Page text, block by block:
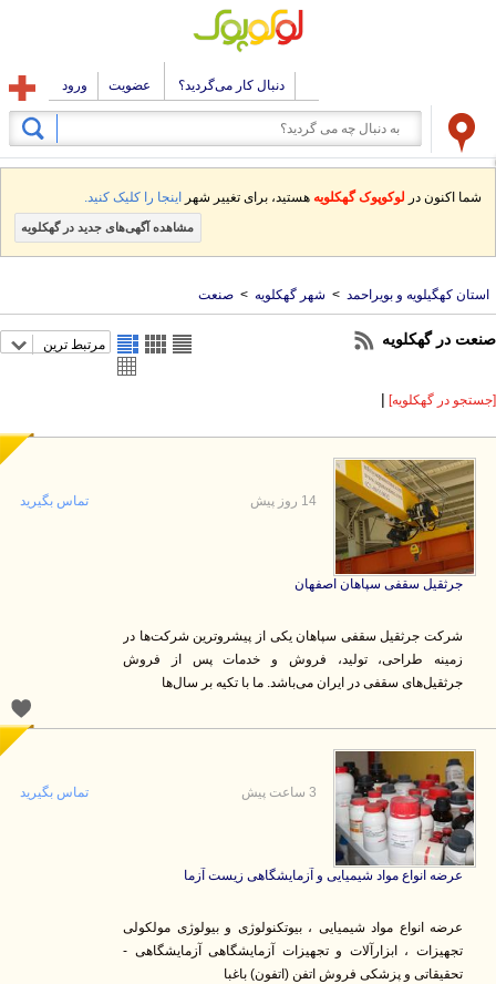
دنبال کار می‌گردید؟ عضویت ورود
شما اکنون در لوکوپوک گهکلویههستید، برای تغییر شهر اینجا را کلیک کنید.
مشاهده آگهی‌های جدید در گهکلویه
استان کهگیلویه و بویراحمد > شهر گهکلویه > صنعت
در گهکلویه مرتبط ترین
در گهکلویه] |
جرثقیل سقفی سپاهان اصفهان
شرکت جرثقیل سقفی سپاهان یکی از پیشروترین شرکت‌ها در
زمینه طراحی، تولید، فروش و خدمات پس از فروش
جرثقیل‌های سقفی در ایران می‌باشد. ما با تکیه بر سال‌ها
14 روز پیش تماس بگیرید
عرضه انواع مواد شیمیایی و آزمایشگاهی زیست آزما
عرضه انواع مواد شیمیایی ، بیوتکنولوژی و بیولوژی مولکولی
تجهیزات ، ابزارآلات و تجهیزات آزمایشگاهی آزمایشگاهی -
تحقیقاتی و پزشکی فروش اتفن (اتفون) باغبا
تماس بگیرید